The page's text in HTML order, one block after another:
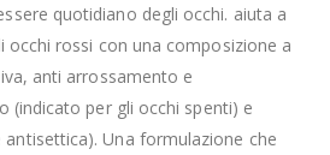
quotidiano degli occhi. aiuta a
occhi rossi con una composizione a
anti arrossamento e
(indicato per gli occhi spenti) e
Una formulazione che